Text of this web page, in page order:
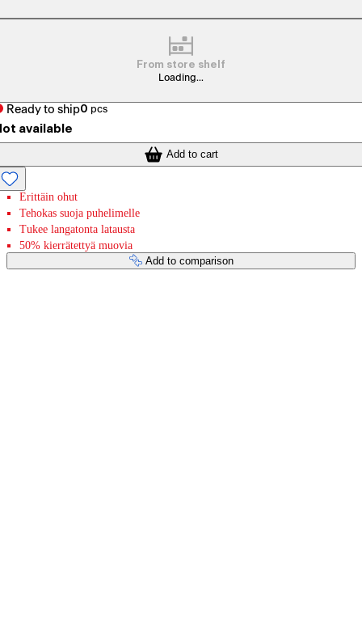
From store shelf
Loading...
Ready to ship0 pcs
available
Add to cart
Erittäin ohut
Tehokas suoja puhelimelle
Tukee langatonta latausta
50% kierrätettyä muovia
Add to comparison